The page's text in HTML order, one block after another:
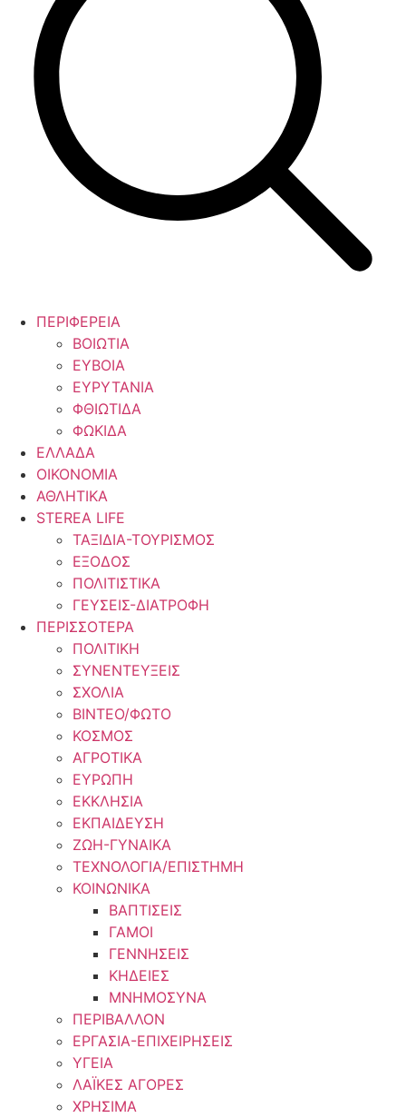
ΠΕΡΙΦΕΡΕΙΑ
ΒΟΙΩΤΙΑ
ΕΥΒΟΙΑ
ΕΥΡΥΤΑΝΙΑ
ΦΘΙΩΤΙΔΑ
ΦΩΚΙΔΑ
ΕΛΛΑΔΑ
ΟΙΚΟΝΟΜΙΑ
ΑΘΛΗΤΙΚΑ
STEREA LIFE
ΤΑΞΙΔΙΑ-ΤΟΥΡΙΣΜΟΣ
ΕΞΟΔΟΣ
ΠΟΛΙΤΙΣΤΙΚΑ
ΓΕΥΣΕΙΣ-ΔΙΑΤΡΟΦΗ
ΠΕΡΙΣΣΟΤΕΡΑ
ΠΟΛΙΤΙΚΗ
ΣΥΝΕΝΤΕΥΞΕΙΣ
ΣΧΟΛΙΑ
ΒΙΝΤΕΟ/ΦΩΤΟ
ΚΟΣΜΟΣ
ΑΓΡΟΤΙΚΑ
ΕΥΡΩΠΗ
ΕΚΚΛΗΣΙΑ
ΕΚΠΑΙΔΕΥΣΗ
ΖΩΗ-ΓΥΝΑΙΚΑ
ΤΕΧΝΟΛΟΓΙΑ/ΕΠΙΣΤΗΜΗ
ΚΟΙΝΩΝΙΚΑ
ΒΑΠΤΙΣΕΙΣ
ΓΑΜΟΙ
ΓΕΝΝΗΣΕΙΣ
ΚΗΔΕΙΕΣ
ΜΝΗΜΟΣΥΝΑ
ΠΕΡΙΒΑΛΛΟΝ
ΕΡΓΑΣΙΑ-ΕΠΙΧΕΙΡΗΣΕΙΣ
ΥΓΕΙΑ
ΛΑΪΚΕΣ ΑΓΟΡΕΣ
ΧΡΗΣΙΜΑ